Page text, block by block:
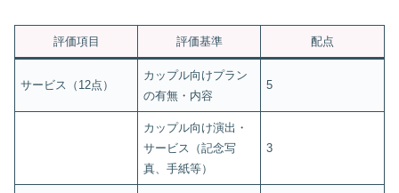
評価項目 評価基準 配点
サービス（12点）
カップル向けプラン
の有無・内容
5
カップル向け演出・
サービス（記念写
真、手紙等）
3